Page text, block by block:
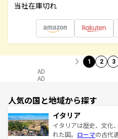
当社在庫切れ
1 2 3
AD
AD
人気の国と地域から探す
イタリア
イタリアは歴史、文化
れた国。 ローマの古代